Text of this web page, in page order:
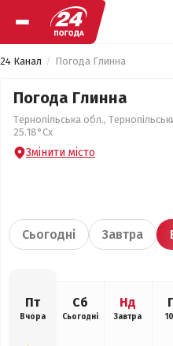
24 Канал Погода Глинна
Погода Глинна
Тернопільська обл.,
25.18°Сх
Змінити місто
Сьогодні Завтра
Пт
Вчора
Сб
Сьогодні
Нд
Завтра